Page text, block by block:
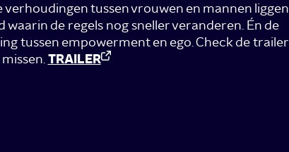
verhoudingen tussen vrouwen en mannen liggen
waarin de regels nog sneller veranderen. Én de
tussen empowerment en ego. Check de trailer
TRAILER